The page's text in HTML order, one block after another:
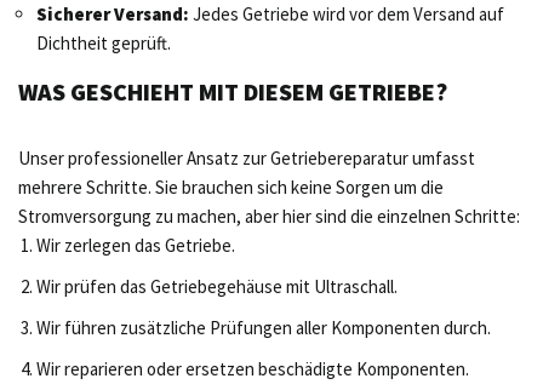
Sicherer Versand: Jedes Getriebe wird vor dem Versand auf
Dichtheit geprüft.
WAS GESCHIEHT MIT DIESEM GETRIEBE?
Unser professioneller Ansatz zur Getriebereparatur umfasst
mehrere Schritte. Sie brauchen sich keine Sorgen um die
Stromversorgung zu machen, aber hier sind die einzelnen Schritte:
Wir zerlegen das Getriebe.
Wir prüfen das Getriebegehäuse mit Ultraschall.
Wir führen zusätzliche Prüfungen aller Komponenten durch.
Wir reparieren oder ersetzen beschädigte Komponenten.